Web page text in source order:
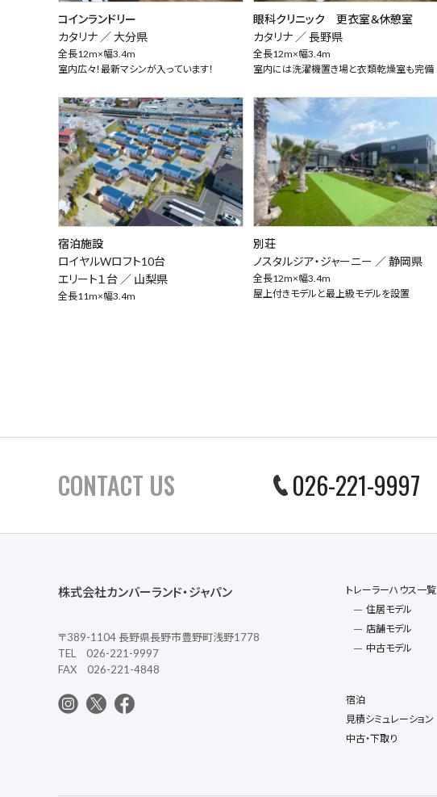
コインランドリー
カタリナ ／大分県
全長12m×幅3.4m
室内広々！最新マシンが入っています！
眼科クリニック 更衣室＆休憩室
カタリナ ／長野県
全長12m×幅3.4m
室内には洗濯機置き場と衣類乾燥室も完備
宿泊施設
ロイヤルWロフト10台
エリート１台 ／ 山梨県
全長11m×幅3.4m
別荘
ノスタルジア・ジャーニー ／静岡県
全長12m×幅3.4m
屋上付きモデルと最上級モデルを設置
CONTACT US 026-221-9997
株式会社カンバーランド・ジャパン
〒389-1104 長野県長野市豊野町浅野1778
TEL 026-221-9997
FAX 026-221-4848
トレーラーハウス一覧
住居モデル
店舗モデル
中古モデル
宿泊
見積シミュレーション
中古・下取り